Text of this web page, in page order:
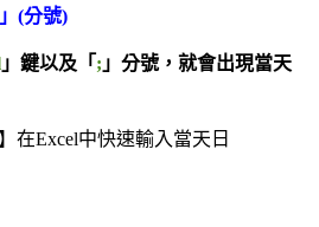
」(分號)
」鍵以及「 ; 」分號，就會出現當天